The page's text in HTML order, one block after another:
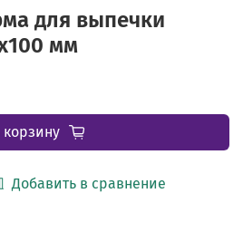
для выпечки
мм
Добавить в сравнение
корзину